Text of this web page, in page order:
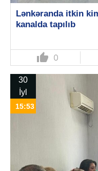
Lənkəranda itkin
kanalda tapılıb
thumb_up 0
30
İyl
15:53